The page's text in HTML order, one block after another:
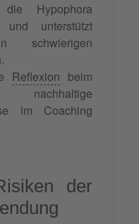
die Hypophora
und unterstützt
Reflexion beim
im Coaching
der